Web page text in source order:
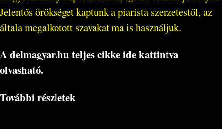
Jelentős örökséget kaptunk a piarista szerzetestől, az
általa megalkotott szavakat ma is használjuk.
A delmagyar.hu teljes cikke ide kattintva
olvasható.
További részletek